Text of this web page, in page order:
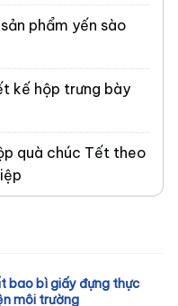
phẩm yến sào
kế hộp trưng bày
quà chúc Tết theo
bao bì giấy đựng thực
môi trường